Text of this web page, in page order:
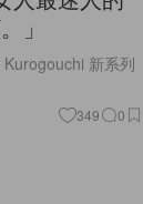
」
新系列
349 0